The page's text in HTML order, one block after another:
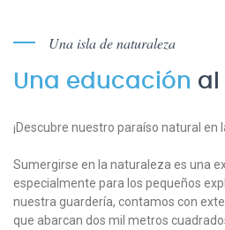
Una isla de naturaleza
Una educación al
¡Descubre nuestro paraíso natural en
Sumergirse en la naturaleza es una
especialmente para los pequeños
nuestra guardería, contamos con
que abarcan dos mil metros